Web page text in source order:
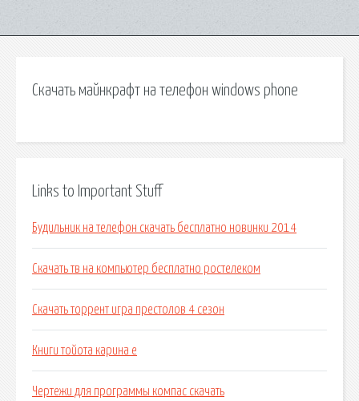
Скачать майнкрафт на телефон windows phone
Links to Important Stuff
Будильник на телефон скачать бесплатно новинки 2014
Скачать тв на компьютер бесплатно ростелеком
Скачать торрент игра престолов 4 сезон
Книги тойота карина е
Чертежи для программы компас скачать